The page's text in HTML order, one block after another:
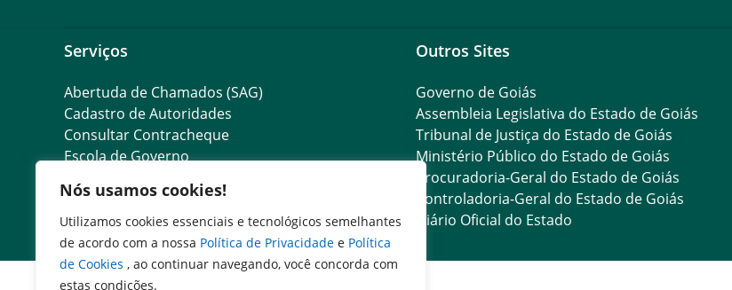
Nós usamos cookies!
Utilizamos cookies essenciais e tecnológicos semelhantes
de acordo com a nossa Política de Privacidade e Política
de Cookies , ao continuar navegando, você concorda com
estas condições.
Serviços
Abertuda de Chamados (SAG)
Cadastro de Autoridades
Consultar Contracheque
Escola de Governo
Outros Sites
Governo de Goiás
Assembleia Legislativa do Estado de Goiás
Tribunal de Justiça do Estado de Goiás
Ministério Público do Estado de Goiás
Procuradoria-Geral do Estado de Goiás
Controladoria-Geral do Estado de Goiás
Diário Oficial do Estado